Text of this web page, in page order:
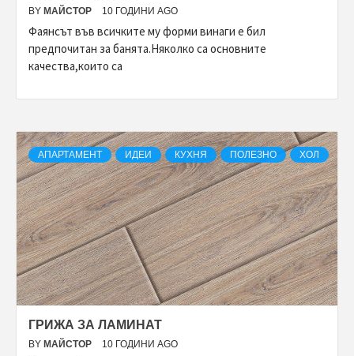
BY МАЙСТОР 10 ГОДИНИ AGO
Фаянсът във всичките му форми винаги е бил
предпочитан за банята.Няколко са основните
качества,които са
АПАРТАМЕНТ ИДЕИ КУХНЯ ПОЛЕЗНО ХОЛ
ГРИЖА ЗА ЛАМИНАТ
BY МАЙСТОР 10 ГОДИНИ AGO